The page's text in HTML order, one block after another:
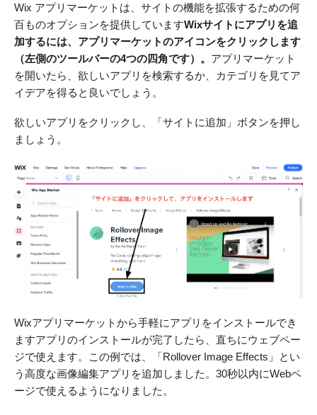
Wix アプリマーケットは、サイトの機能を拡張するための何
百ものオプションを提供していますWixサイトにアプリを追
加するには、アプリマーケットのアイコンをクリックします
（左側のツールバーの4つの四角です）。 アプリマーケット
を開いたら、欲しいアプリを検索するか、カテゴリを見てア
イデアを得ると良いでしょう。
欲しいアプリをクリックし、「サイトに追加」ボタンを押し
ましょう。
Wixアプリマーケットから手軽にアプリをインストールでき
ますアプリのインストールが完了したら、直ちにウェブペー
ジで使えます。この例では、「Rollover Image Effects」とい
う高度な画像編集アプリを追加しました。30秒以内にWebペ
ージで使えるようになりました。